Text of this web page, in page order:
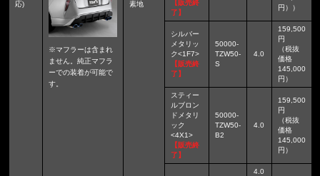
応)
※マフラーは含まれ
ません。純正マフラ
ーでの装着が可能で
す。
素地
【販売終
了】
円））
シルバー
メタリッ
ク<1F7>
【販売終
了】
50000-
TZW50-
S
4.0
159,500
円
（税抜
価格
145,000
円）
スティー
ルブロン
ドメタリ
ック
<4X1>
【販売終
了】
50000-
TZW50-
B2
4.0
159,500
円
（税抜
価格
145,000
円）
4.0